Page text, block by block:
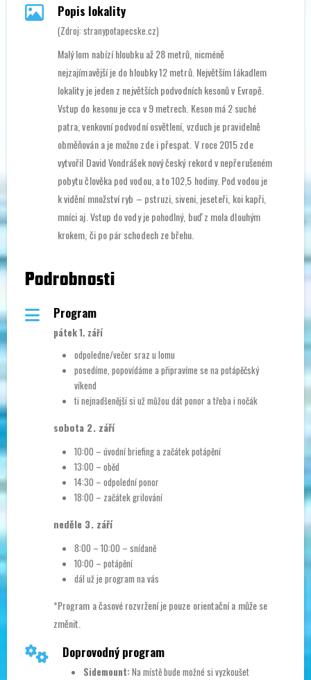
Popis lokality
(Zdroj: stranypotapecske.cz)
Malý lom nabízí hloubku až 28 metrů, nicméně
nejzajímavější je do hloubky 12 metrů. Největším lákadlem
lokality je jeden z největších podvodních kesonů v Evropě.
Vstup do kesonu je cca v 9 metrech. Keson má 2 suché
patra, venkovní podvodní osvětlení, vzduch je pravidelně
obměňován a je možno zde i přespat. V roce 2015 zde
vytvořil David Vondrášek nový český rekord v nepřerušeném
pobytu člověka pod vodou, a to 102,5 hodiny. Pod vodou je
k vidění množství ryb – pstruzi, siveni, jeseteři, koi kapři,
mníci aj. Vstup do vody je pohodlný, buď z mola dlouhým
krokem, či po pár schodech ze břehu.
Podrobnosti
Program
pátek 1. září
odpoledne/večer sraz u lomu
posedíme, popovídáme a připravíme se na potápěčský
víkend
ti nejnadšenější si už můžou dát ponor a třeba i nočák
sobota 2. září
10:00 – úvodní briefing a začátek potápění
13:00 – oběd
14:30 – odpolední ponor
18:00 – začátek grilování
neděle 3. září
8:00 – 10:00 – snídaně
10:00 – potápění
dál už je program na vás
*Program a časové rozvržení je pouze orientační a může se
změnit.
Doprovodný program
Sidemount: Na místě bude možné si vyzkoušet